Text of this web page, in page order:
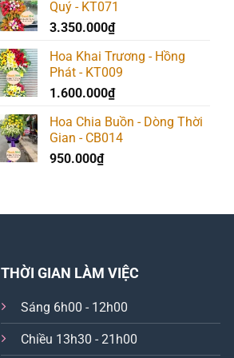
Quý - KT071
3.350.000₫
Hoa Khai Trương - Hồng
Phát - KT009
1.600.000₫
Hoa Chia Buồn - Dòng Thời
Gian - CB014
950.000₫
THỜI GIAN LÀM VIỆC
Sáng 6h00 - 12h00
Chiều 13h30 - 21h00